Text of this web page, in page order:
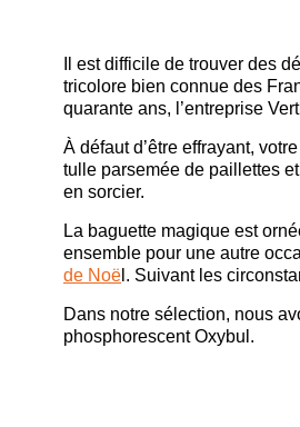
Il est difficile de trouver des
tricolore bien connue des
quarante ans, l’entreprise
À défaut d’être effrayant,
tulle parsemée de paillettes
en sorcier.
La baguette magique est
ensemble pour une autre
de Noë l. Suivant les
Dans notre sélection, nous
phosphorescent Oxybul.